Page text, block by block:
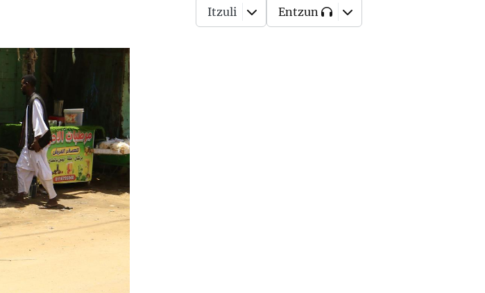
Itzuli Entzun